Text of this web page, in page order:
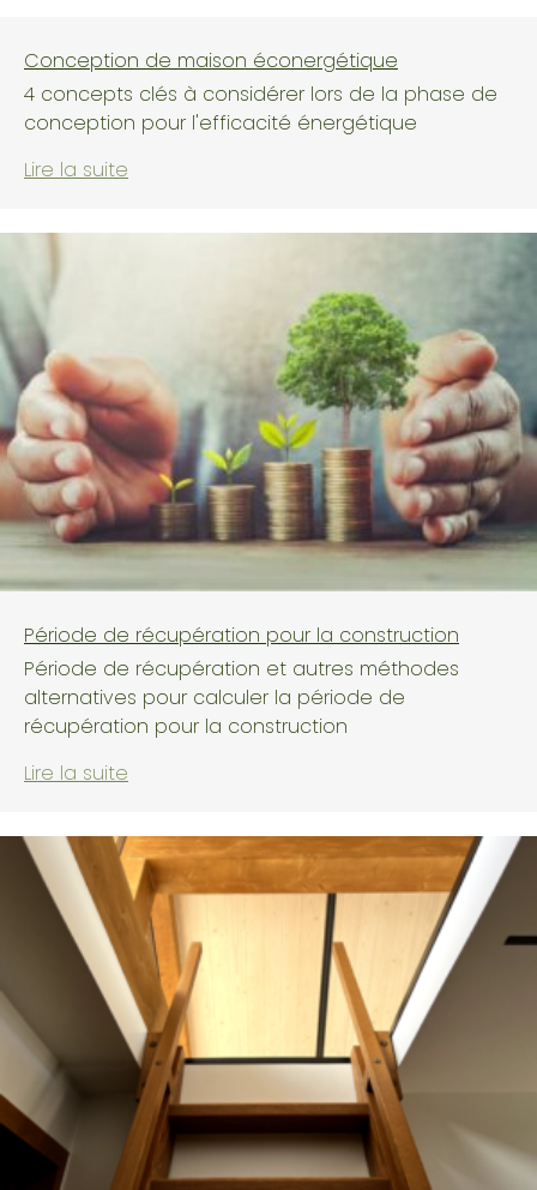
Conception de maison éconergétique
4 concepts clés à considérer lors de la phase de
conception pour l'efficacité énergétique
Lire la suite
Période de récupération pour la construction
Période de récupération et autres méthodes
alternatives pour calculer la période de
récupération pour la construction
Lire la suite